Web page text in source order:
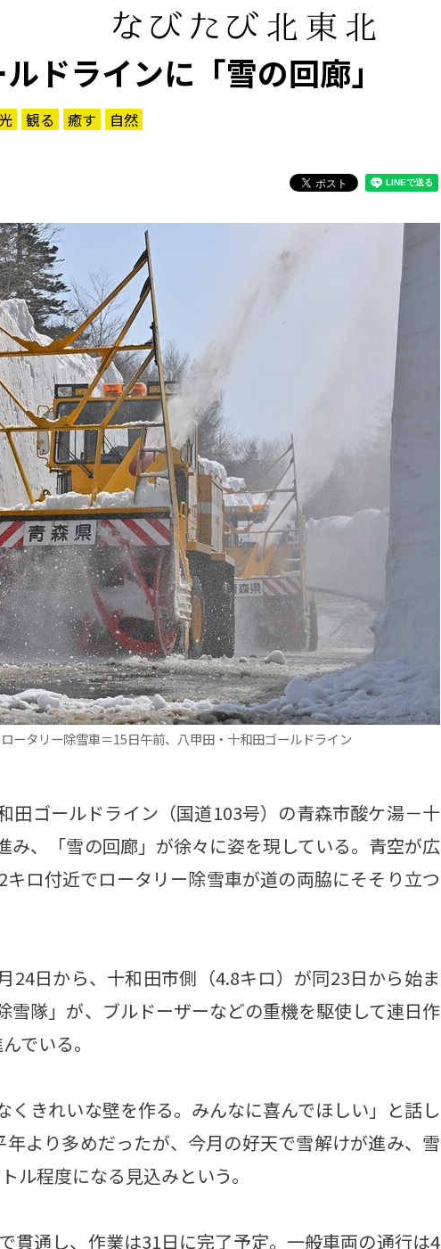
ドラインに「雪の回廊」
観る 癒す 自然
ータリー除雪車＝15日午前、八甲田・十和田ゴールドライン
田ゴールドライン（国道103号）の青森市酸ケ湯－十
み、「雪の回廊」が徐々に姿を現している。青空が広
ロ付近でロータリー除雪車が道の両脇にそそり立つ
日から、十和田市側（4.8キロ）が同23日から始ま
雪隊」が、ブルドーザーなどの重機を駆使して連日作
でいる。
きれいな壁を作る。みんなに喜んでほしい」と話し
より多めだったが、今月の好天で雪解けが進み、雪
ル程度になる見込みという。
貫通し、作業は31日に完了予定。一般車両の通行は4